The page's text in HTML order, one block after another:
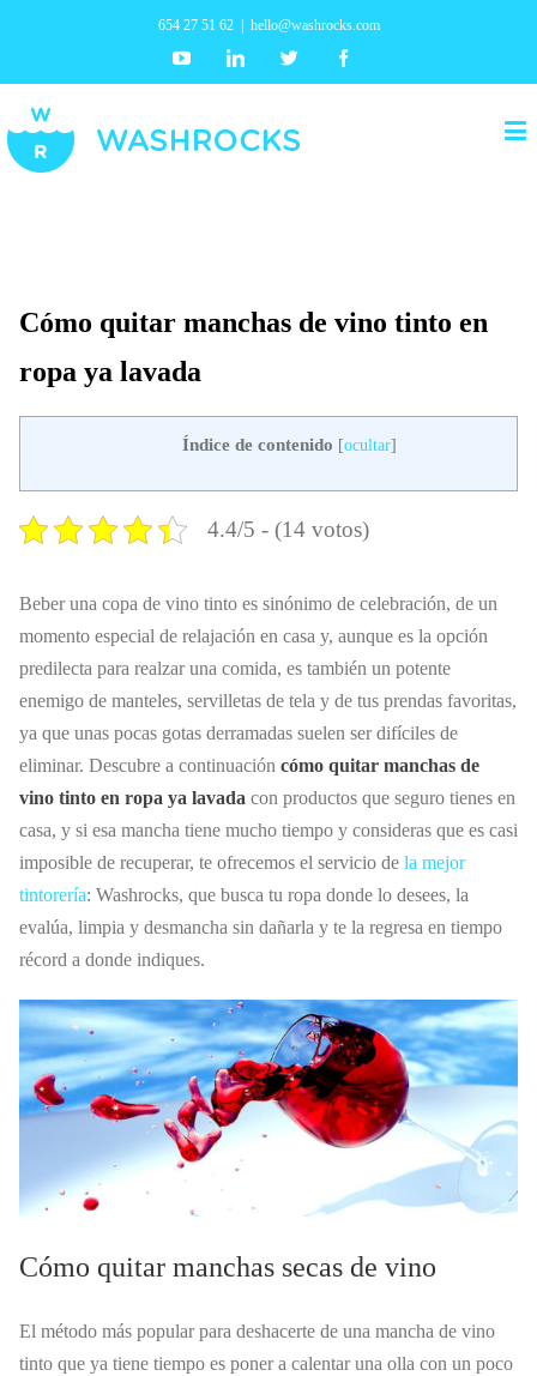
654 27 51 62 hello@washrocks.com
YoutubeLinkedin Twitter
Cómo quitar manchas de vino tinto en
ropa ya lavada
Índice de contenido [ocultar]
4.4/5 - (14 votos)
Beber una copa de vino tinto es sinónimo de celebración, de un
momento especial de relajación en casa y, aunque es la opción
predilecta para realzar una comida, es también un potente
enemigo de manteles, servilletas de tela y de tus prendas favoritas,
ya que unas pocas gotas derramadas suelen ser difíciles de
eliminar. Descubre a continuación cómo quitar manchas de
vino tinto en ropa ya lavada con productos que seguro tienes en
casa, y si esa mancha tiene mucho tiempo y consideras que es casi
imposible de recuperar, te ofrecemos el servicio de la mejor
tintorería: Washrocks, que busca tu ropa donde lo desees, la
evalúa, limpia y desmancha sin dañarla y te la regresa en tiempo
récord a donde indiques.
Cómo quitar manchas secas de vino
El método más popular para deshacerte de una mancha de vino
tinto que ya tiene tiempo es poner a calentar una olla con un poco